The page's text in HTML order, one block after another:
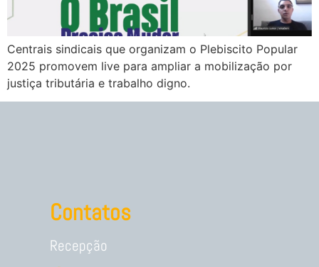
Centrais sindicais que organizam o Plebiscito Popular
2025 promovem live para ampliar a mobilização por
justiça tributária e trabalho digno.
Contatos
Recepção